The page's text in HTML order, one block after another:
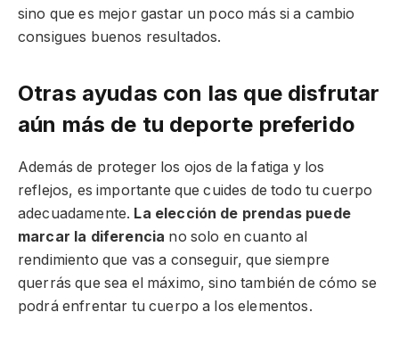
sino que es mejor gastar un poco más si a cambio
consigues buenos resultados.
Otras ayudas con las que disfrutar
aún más de tu deporte preferido
Además de proteger los ojos de la fatiga y los
reflejos, es importante que cuides de todo tu cuerpo
adecuadamente. La elección de prendas puede
marcar la diferencia no solo en cuanto al
rendimiento que vas a conseguir, que siempre
querrás que sea el máximo, sino también de cómo se
podrá enfrentar tu cuerpo a los elementos.